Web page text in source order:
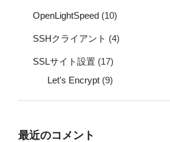
OpenLightSpeed (10)
SSHクライアント (4)
SSLサイト設置 (17)
Let's Encrypt (9)
最近のコメント